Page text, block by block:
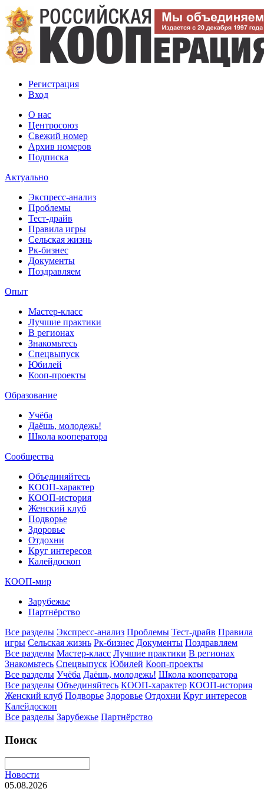
Регистрация
Вход
О нас
Центросоюз
Свежий номер
Архив номеров
Подписка
Актуально
Экспресс-анализ
Проблемы
Тест-драйв
Правила игры
Сельская жизнь
Рк-бизнес
Документы
Поздравляем
Опыт
Мастер-класс
Лучшие практики
В регионах
Знакомьтесь
Спецвыпуск
Юбилей
Кооп-проекты
Образование
Учёба
Даёшь, молодежь!
Школа кооператора
Сообщества
Объединяйтесь
КООП-характер
КООП-история
Женский клуб
Подворье
Здоровье
Отдохни
Круг интересов
Калейдоскоп
КООП-мир
Зарубежье
Партнёрство
Все разделы Экспресс-анализ Проблемы Тест-драйв Правила
игры Сельская жизнь Рк-бизнес Документы Поздравляем
Все разделы Мастер-класс Лучшие практики В регионах
Знакомьтесь Спецвыпуск Юбилей Кооп-проекты
Все разделы Учёба Даёшь, молодежь! Школа кооператора
Все разделы Объединяйтесь КООП-характер КООП-история
Женский клуб Подворье Здоровье Отдохни Круг интересов
Калейдоскоп
Все разделы Зарубежье Партнёрство
Поиск
Новости
05.08.2026